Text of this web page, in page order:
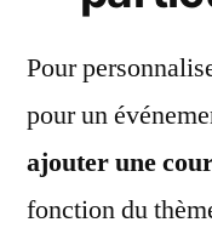
Pour
pour un
ajouter une
fonction du